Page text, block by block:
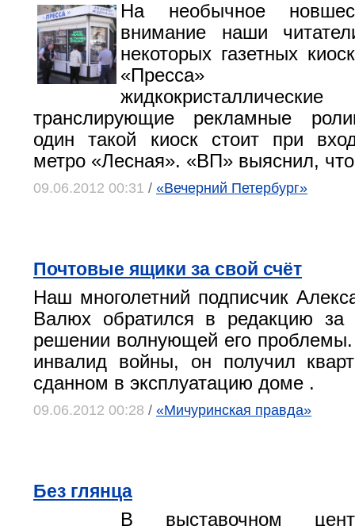
На необычное
внимание наши
некоторых газетных
«Пресса»
транслирующие рекламные
один такой киоск стоит при
метро «Лесная». «ВП» выяснил, что
09.06.2012 00:31 / «Вечерний Петербург»
Почтовые ящики за свой счёт
Наш многолетний подписчик
Валюх обратился в редакцию за
решении волнующей его проблемы.
инвалид войны, он получил
сданном в эксплуатацию доме .
09.06.2012 00:28 / «Мичуринская правда»
Без глянца
В выставочном